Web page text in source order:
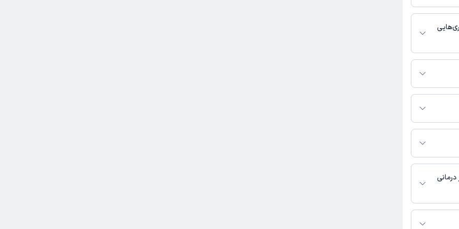
پزشکی و
فعالیت
اشرف زاده به شرح
در دسترس نیست.